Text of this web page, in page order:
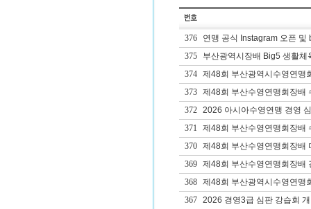
376
연맹 공식 Instagram 오픈 및
375
부산광역시장배 Big5 생활체
374
제48회 부산광역시수영연맹
373
제48회 부산수영연맹회장배
372
2026 아시아수영연맹 경영
371
제48회 부산수영연맹회장배
370
제48회 부산수영연맹회장배
369
제48회 부산수영연맹회장배
368
제48회 부산광역시수영연맹
367
2026 경영3급 심판 강습회